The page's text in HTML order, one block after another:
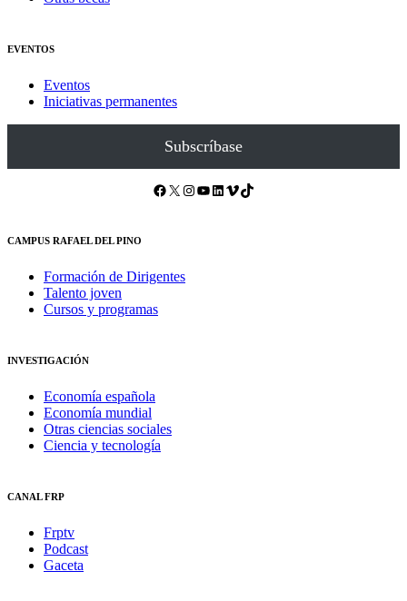
EVENTOS
Eventos
Iniciativas permanentes
Subscríbase
Facebook X Instagram YouTube LinkedIn Vimeo TikTok
CAMPUS RAFAEL DEL PINO
Formación de Dirigentes
Talento joven
Cursos y programas
INVESTIGACIÓN
Economía española
Economía mundial
Otras ciencias sociales
Ciencia y tecnología
CANAL FRP
Frptv
Podcast
Gaceta